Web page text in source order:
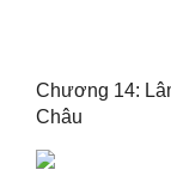
Chương 14:
Châu